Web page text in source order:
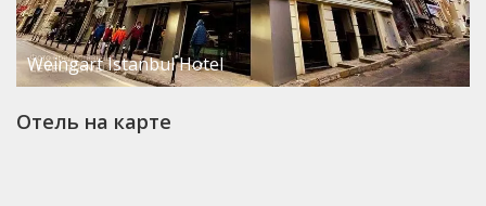
Weingart Istanbul Hotel
Отель на карте